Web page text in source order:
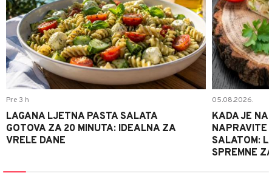
Pre 3 h
LAGANA LJETNA PASTA SALATA
GOTOVA ZA 20 MINUTA: IDEALNA ZA
VRELE DANE
05.08.2026.
KADA JE
NAPRAVITE
SALATOM:
SPREMNE